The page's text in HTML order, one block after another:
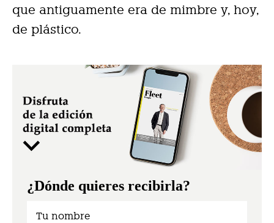
que antiguamente era de mimbre y, hoy,
de plástico.
¿Dónde quieres recibirla?